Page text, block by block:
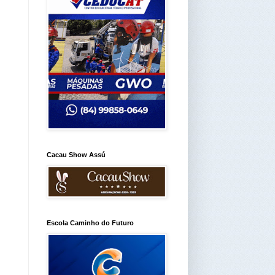
Cacau Show Assú
Escola Caminho do Futuro